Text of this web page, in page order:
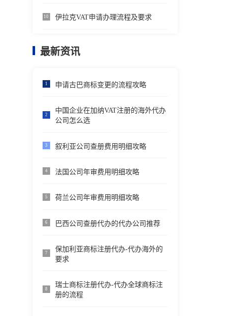
10 伊拉克VAT申请办理流程及要求
最新资讯
1 申请古巴商标变更的流程攻略
2
中国企业在加纳VAT注册的海外代办
公司怎么选
3 叙利亚公司查册费用明细攻略
4 法国公司年审费用明细攻略
5 荷兰公司年审费用明细攻略
6 巴西公司查册代办的代办公司推荐
7
保加利亚商标注册代办-代办海外的
要求
8
瑞士商标注册代办-代办全球商标注
册的流程